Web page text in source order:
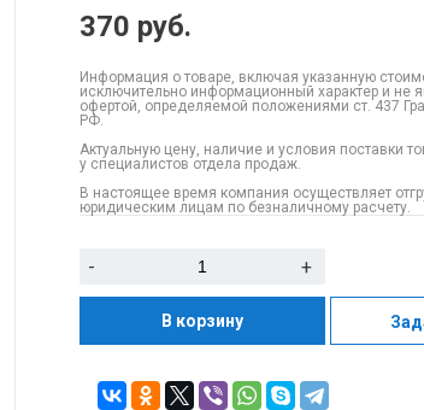
370 руб.
Информация о товаре, включая указанную
исключительно информационный характер и не
офертой, определяемой положениями ст. 437
РФ.
Актуальную цену, наличие и условия поставки
у специалистов отдела продаж.
В настоящее время компания осуществляет
юридическим лицам по безналичному расчету.
- +
В корзину